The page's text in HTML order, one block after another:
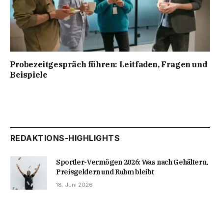
Probezeitgespräch führen: Leitfaden, Fragen und
Beispiele
REDAKTIONS-HIGHLIGHTS
Sportler-Vermögen 2026: Was nach Gehältern,
Preisgeldern und Ruhm bleibt
18. Juni 2026